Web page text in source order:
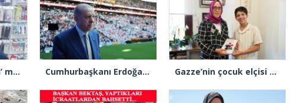
Yenilenmeden, ‘Yeni’ mümkün mü? Cumhurbaşkanı Erdoğan: “Gençlerimizin en iyi şekilde yetişmeniz için tüm gücümüzle çalışıyoruz” Gazze’nin çocuk elçisi Ramadan Abu Jazar, AK Parti İstanbul İl Başkanlığını ziyaret etti